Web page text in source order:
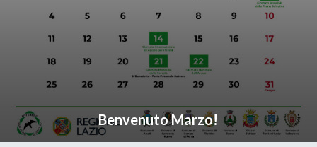
Benvenuto Marzo!